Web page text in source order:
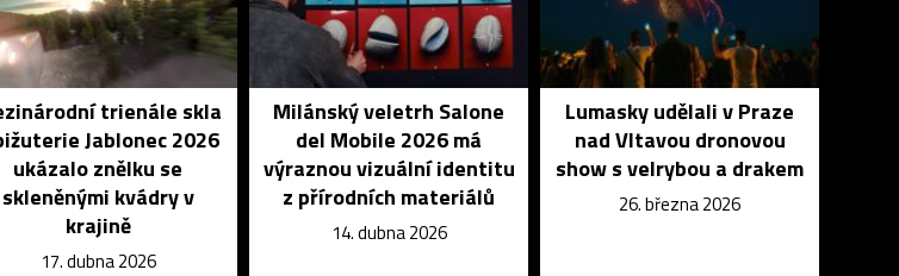
trienále skla
Jablonec 2026
ukázalo znělku se
skleněnými kvádry v
krajině
17. dubna 2026
Milánský veletrh Salone
del Mobile 2026 má
výraznou vizuální identitu
z přírodních materiálů
14. dubna 2026
Lumasky udělali v Praze
nad Vltavou dronovou
show s velrybou a drakem
26. března 2026